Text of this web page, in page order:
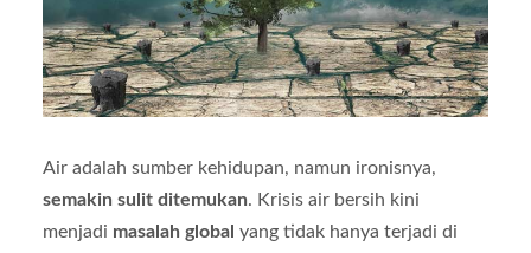
Air adalah sumber kehidupan, namun ironisnya,
semakin sulit ditemukan. Krisis air bersih kini
menjadi masalah global yang tidak hanya terjadi di